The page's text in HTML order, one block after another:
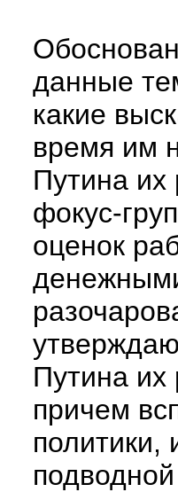
данные
какие
время им
Путина их
фокус-
оценок
Путина их
причем
политики,